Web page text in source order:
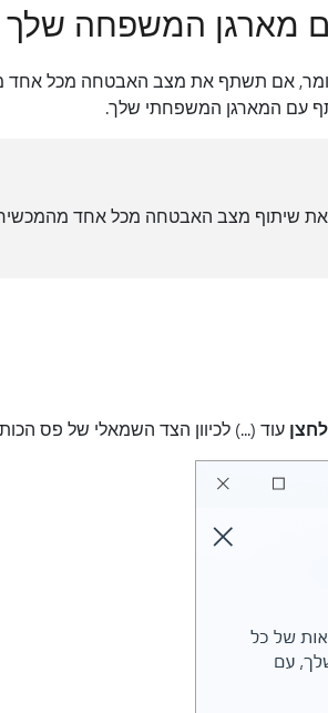
מארגן המשפחה שלך
אם תשתף את מצב האבטחה מכל אחד
שיתוף מצב האבטחה מכל אחד
עוד (...) לכיוון הצד השמאלי של פס